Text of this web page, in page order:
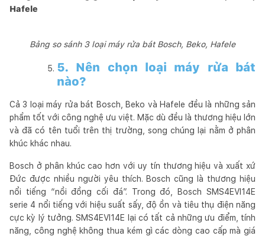
Hafele
Bảng so sánh 3 loại máy rửa bát Bosch, Beko, Hafele
5. Nên chọn loại máy rửa bát
nào?
Cả 3 loại máy rửa bát Bosch, Beko và Hafele đều là những sản
phẩm tốt với công nghệ ưu việt. Mặc dù đều là thương hiệu lớn
và đã có tên tuổi trên thị trường, song chúng lại nằm ở phân
khúc khác nhau.
Bosch ở phân khúc cao hơn với uy tín thương hiệu và xuất xứ
Đức được nhiều người yêu thích. Bosch cũng là thương hiệu
nổi tiếng “nồi đồng cối đá”. Trong đó, Bosch SMS4EVI14E
serie 4 nổi tiếng với hiệu suất sấy, độ ồn và tiêu thụ điện năng
cực kỳ lý tưởng. SMS4EVI14E lại có tất cả những ưu điểm, tính
năng, công nghệ không thua kém gì các dòng cao cấp mà giá